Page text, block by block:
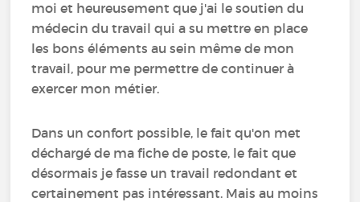
moi et heureusement que j'ai le soutien du
médecin du travail qui a su mettre en place
les bons éléments au sein même de mon
travail, pour me permettre de continuer à
exercer mon métier.
Dans un confort possible, le fait qu'on met
déchargé de ma fiche de poste, le fait que
désormais je fasse un travail redondant et
certainement pas intéressant. Mais au moins